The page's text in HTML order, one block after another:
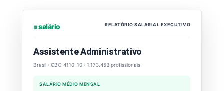
⏐⏐⏐ salário RELATÓRIO SALARIAL EXECUTIVO
Assistente Administrativo
Brasil · CBO 4110-10 · 1.173.453 profissionais
SALÁRIO MÉDIO MENSAL